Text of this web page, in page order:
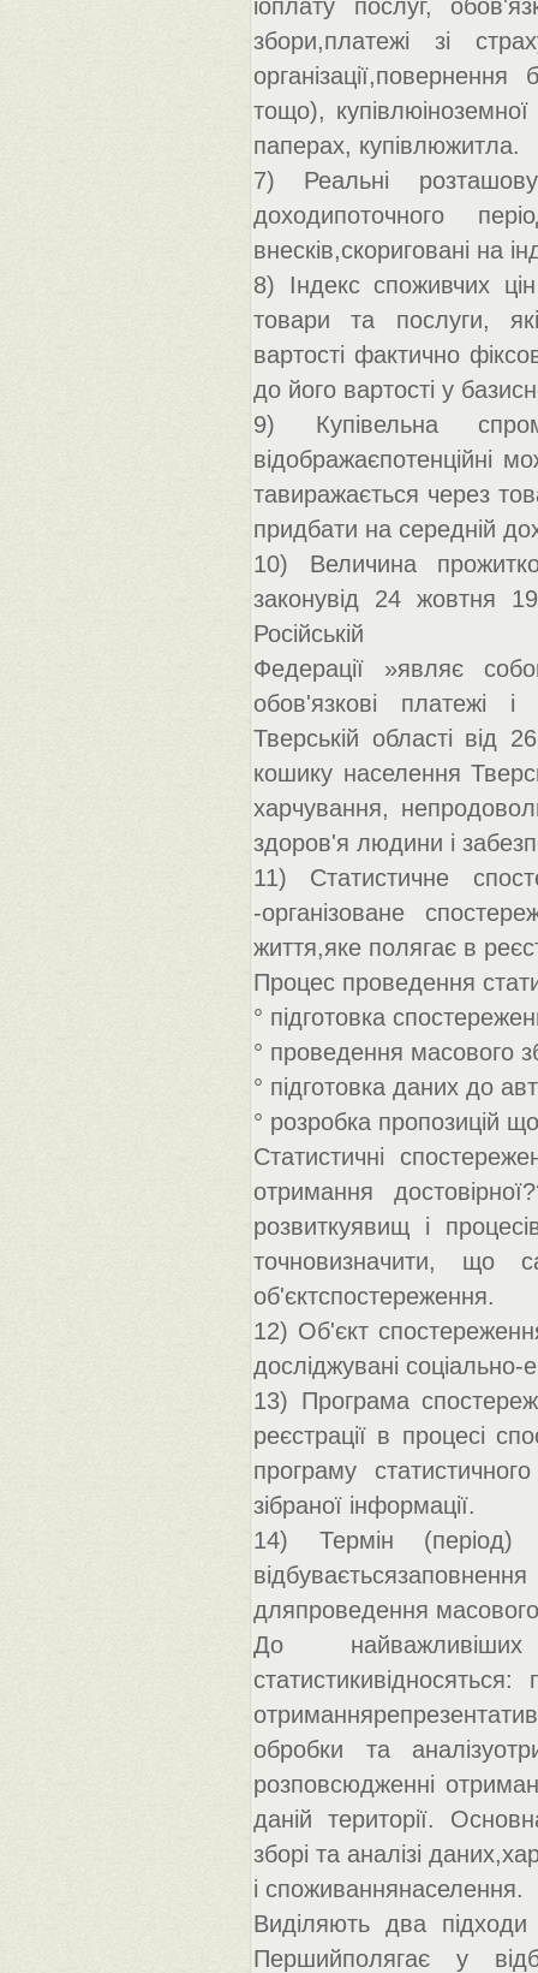
іоплату послуг,
збори,платежі зі
тощо),
паперах, купівлюжитла.
7) Реальні
доходипоточного
внесків,скориговані на
8) Індекс споживчих
товари та послуги,
вартості фактично
до його вартості у
9) Купівельна
відображаєпотенційні
тавиражається через
придбати на середній
10) Величина
законувід 24 жовтня
Російській
Федерації »являє
обов'язкові платежі
Тверській області
кошику населення
харчування,
здоров'я людини і
11) Статистичне
-організоване
життя,яке полягає в
Процес проведення
° підготовка
° проведення масового
° підготовка даних до
° розробка пропозицій
Статистичні
отримання
розвиткуявищ і
точновизначити, що
об'єктспостереження.
12) Об'єкт
досліджувані соціально-
13) Програма
реєстрації в процесі
програму
зібраної інформації.
14) Термін
дляпроведення
До
обробки та
розповсюдженні
даній території.
зборі та аналізі
і споживаннянаселення.
Виділяють два
Першийполягає у